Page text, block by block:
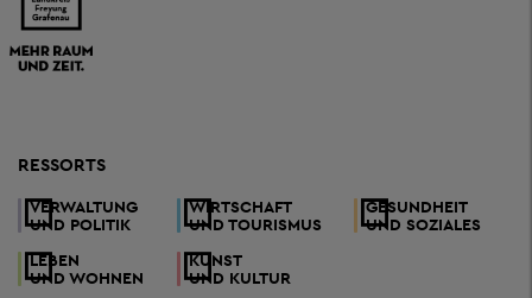
RESSORTS
VERWALTUNG
UND POLITIK
WIRTSCHAFT
UND TOURISMUS
GESUNDHEIT
UND SOZIALES
LEBEN
UND WOHNEN
KUNST
UND KULTUR